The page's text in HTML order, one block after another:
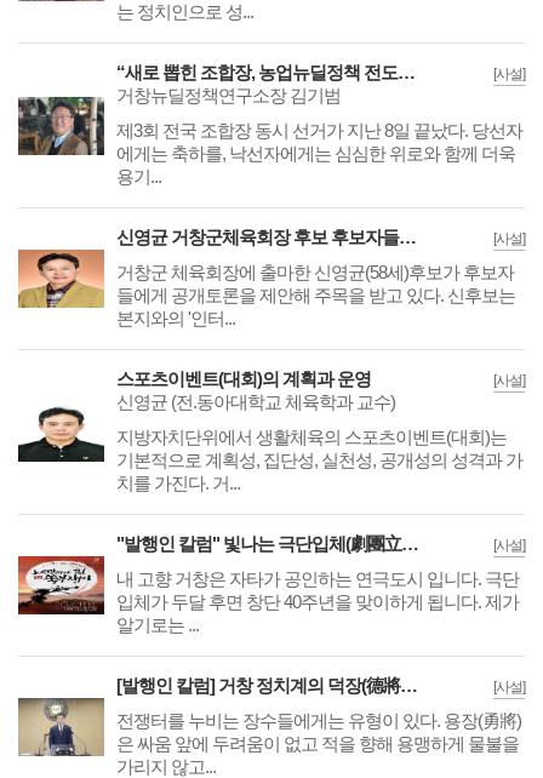
는 정치인으로 성...
[사설]
“새로 뽑힌 조합장, 농업뉴딜정책 전도사 되어야 한다”
거창뉴딜정책연구소장 김기범
제3회 전국 조합장 동시 선거가 지난 8일 끝났다. 당선자
에게는 축하를, 낙선자에게는 심심한 위로와 함께 더욱
용기...
[사설]
신영균 거창군체육회장 후보 후보자들에게 공개토론 제안
거창군 체육회장에 출마한 신영균(58세)후보가 후보자
들에게 공개토론을 제안해 주목을 받고 있다. 신후보는
본지와의 '인터...
[사설]
스포츠이벤트(대회)의 계획과 운영
신영균 (전.동아대학교 체육학과 교수)
지방자치단위에서 생활체육의 스포츠이벤트(대회)는
기본적으로 계획성, 집단성, 실천성, 공개성의 성격과 가
치를 가진다. 거...
[사설]
"발행인 칼럼" 빛나는 극단입체(劇團立體) 40년사
내 고향 거창은 자타가 공인하는 연극도시 입니다. 극단
입체가 두달 후면 창단 40주년을 맞이하게 됩니다. 제가
알기로는 ...
[사설]
[발행인 칼럼] 거창 정치계의 덕장(德將), 이홍희 거창군의회 의장
전쟁터를 누비는 장수들에게는 유형이 있다. 용장(勇將)
은 싸움 앞에 두려움이 없고 적을 향해 용맹하게 물불을
가리지 않고...